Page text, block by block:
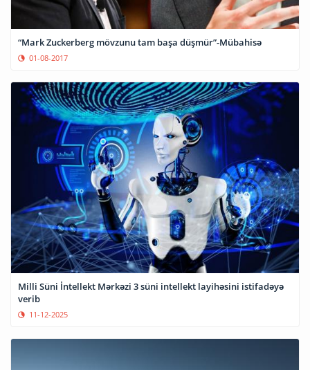
“Mark Zuckerberg mövzunu tam başa düşmür”-Mübahisə
01-08-2017
Milli Süni İntellekt Mərkəzi 3 süni intellekt layihəsini istifadəyə
verib
11-12-2025